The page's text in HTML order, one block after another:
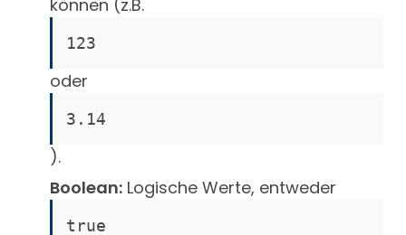
können (z.B.
123
oder
3.14
).
Boolean: Logische Werte, entweder
true